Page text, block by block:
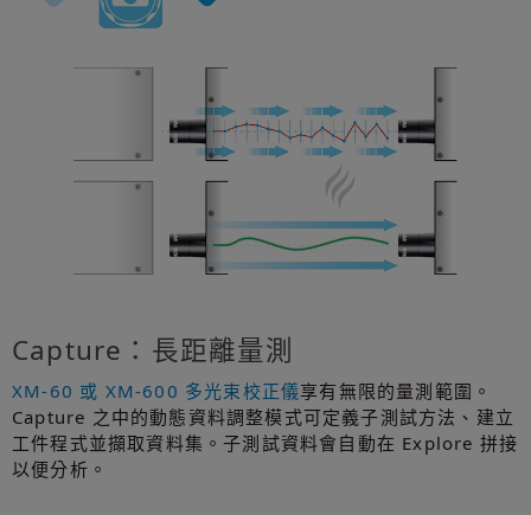
Capture：長距離量測
XM-60 或 XM-600 多光束校正儀享有無限的量測範圍。
Capture 之中的動態資料調整模式可定義子測試方法、建立
工件程式並擷取資料集。子測試資料會自動在 Explore 拼接
以便分析。